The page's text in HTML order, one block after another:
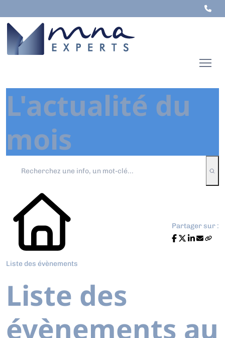
L'actualité du
mois
Liste des évènements
Partager sur :
Liste des
évènements au